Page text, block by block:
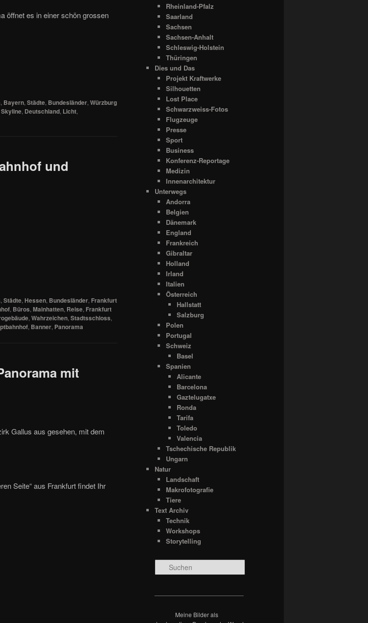
öffnet es in einer schön grossen
, Bayern, Städte, Bundesländer, Würzburg
Skyline, Deutschland, Licht,
und
, Städte, Hessen, Bundesländer, Frankfurt
, Büros, Mainhatten, Reise, Frankfurt
, Wahrzeichen, Stadtsschloss,
, Banner, Panorama
mit
Gallus aus gesehen, mit dem
Seite“ aus Frankfurt findet Ihr
Rheinland-Pfalz
Saarland
Sachsen
Sachsen-Anhalt
Schleswig-Holstein
Thüringen
Dies und Das
Projekt Kraftwerke
Silhouetten
Lost Place
Schwarzweiss-Fotos
Flugzeuge
Presse
Sport
Business
Konferenz-Reportage
Medizin
Innenarchitektur
Unterwegs
Andorra
Belgien
Dänemark
England
Frankreich
Gibraltar
Holland
Irland
Italien
Österreich
Hallstatt
Salzburg
Polen
Portugal
Schweiz
Basel
Spanien
Alicante
Barcelona
Gaztelugatxe
Ronda
Tarifa
Toledo
Valencia
Tschechische Republik
Ungarn
Natur
Landschaft
Makrofotografie
Tiere
Text Archiv
Technik
Workshops
Storytelling
u
Meine Bilder als